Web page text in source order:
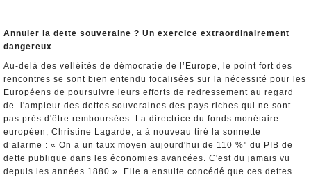
Annuler la dette souveraine ? Un exercice extraordinairement
dangereux
Au-delà des velléités de démocratie de l’Europe, le point fort des
rencontres se sont bien entendu focalisées sur la nécessité pour les
Européens de poursuivre leurs efforts de redressement au regard
de l'ampleur des dettes souveraines des pays riches qui ne sont
pas près d'être remboursées. La directrice du fonds monétaire
européen, Christine Lagarde, a à nouveau tiré la sonnette
d’alarme : « On a un taux moyen aujourd'hui de 110 %" du PIB de
dette publique dans les économies avancées. C'est du jamais vu
depuis les années 1880 ». Elle a ensuite concédé que ces dettes